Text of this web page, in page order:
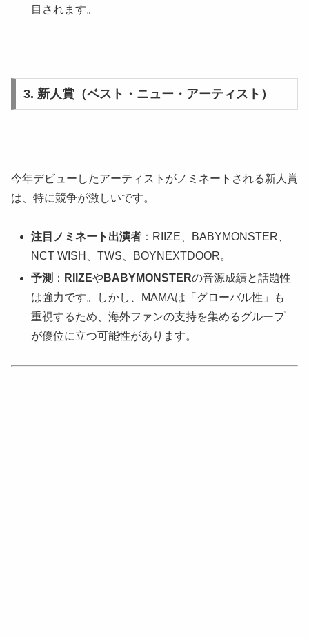
目されます。
3. 新人賞（ベスト・ニュー・アーティスト）
今年デビューしたアーティストがノミネートされる新人賞
は、特に競争が激しいです。
注目ノミネート出演者 ：RIIZE、BABYMONSTER、
NCT WISH、TWS、BOYNEXTDOOR。
予測 ： RIIZEやBABYMONSTERの音源成績と話題性
は強力です。しかし、MAMAは「グローバル性」も
重視するため、海外ファンの支持を集めるグループ
が優位に立つ可能性があります。